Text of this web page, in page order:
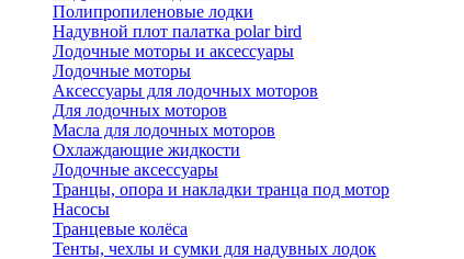
Полипропиленовые лодки
Надувной плот палатка polar bird
Лодочные моторы и аксессуары
Лодочные моторы
Аксессуары для лодочных моторов
Для лодочных моторов
Масла для лодочных моторов
Охлаждающие жидкости
Лодочные аксессуары
Транцы, опора и накладки транца под мотор
Насосы
Транцевые колёса
Тенты, чехлы и сумки для надувных лодок